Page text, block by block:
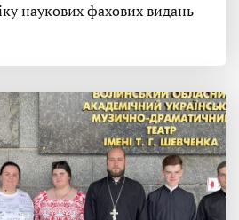
наукових фахових видань